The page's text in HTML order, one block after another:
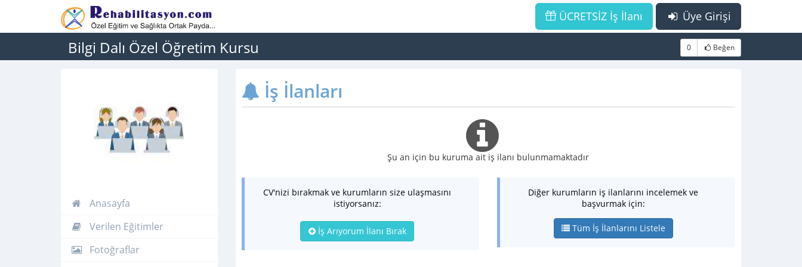
Üye Girişi
ÜCRETSİZ İş İlanı
Bilgi Dalı Özel Öğretim Kursu 0 Beğen
Anasayfa
Verilen Eğitimler
Fotoğraflar
İş İlanları
Şu an için bu kuruma ait iş ilanı bulunmamaktadır
CV'nizi bırakmak ve kurumların size ulaşmasını
istiyorsanız:
İş Arıyorum İlanı Bırak
Diğer kurumların iş ilanlarını incelemek ve
başvurmak için:
Tüm İş İlanlarını Listele